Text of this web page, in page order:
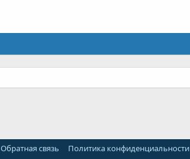
Обратная связь Политика конфиденциальности